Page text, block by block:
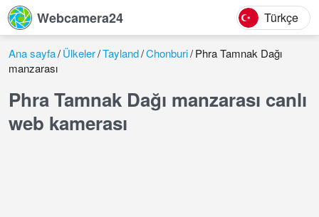
Webcamera24 Türkçe
Ana sayfa Ülkeler Tayland Chonburi Phra Tamnak Dağı
manzarası
Phra Tamnak Dağı manzarası canlı
web kamerası